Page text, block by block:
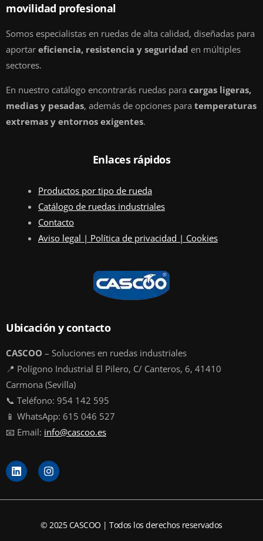
movilidad profesional
Somos especialistas en ruedas de alta calidad, diseñadas para
aportar eficiencia, resistencia y seguridad en múltiples
sectores.
En nuestro catálogo encontrarás ruedas para cargas ligeras,
medias y pesadas, además de opciones para temperaturas
extremas y entornos exigentes.
Enlaces rápidos
Productos por tipo de rueda
Catálogo de ruedas industriales
Contacto
Aviso legal | Política de privacidad | Cookies
Ubicación y contacto
CASCOO – Soluciones en ruedas industriales
📍 Polígono Industrial El Pilero, C/ Canteros, 6, 41410
Carmona (Sevilla)
📞 Teléfono: 954 142 595
📱 WhatsApp: 615 046 527
📧 Email: info@cascoo.es
L
i
n
k
I
n
s
t
r
© 2025 CASCOO | Todos los derechos reservados